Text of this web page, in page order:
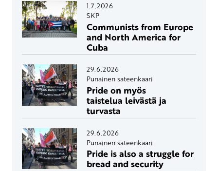
1.7.2026
SKP
Communists from Europe
and North America for
Cuba
29.6.2026
Punainen sateenkaari
Pride on myös
taistelua leivästä ja
turvasta
29.6.2026
Punainen sateenkaari
Pride is also a struggle for
bread and security